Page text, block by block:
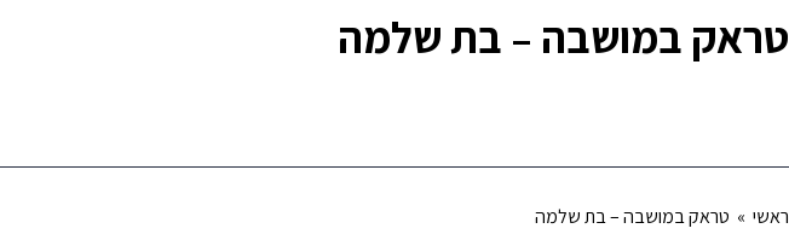
טראק במושבה – בת שלמה
ראשי » טראק במושבה – בת שלמה